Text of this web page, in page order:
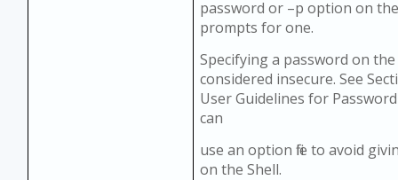
password or –p option on
prompts for one.
Specifying a password on
considered insecure. See
User Guidelines for
can
use an option file to avoid
on the Shell.